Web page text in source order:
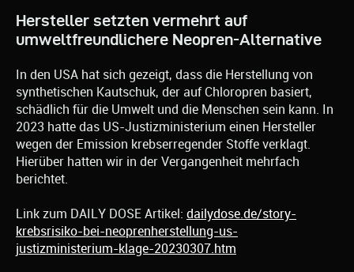
Hersteller setzten vermehrt auf
umweltfreundlichere Neopren-Alternative
In den USA hat sich gezeigt, dass die Herstellung von
synthetischen Kautschuk, der auf Chloropren basiert,
schädlich für die Umwelt und die Menschen sein kann. In
2023 hatte das US-Justizministerium einen Hersteller
wegen der Emission krebserregender Stoffe verklagt.
Hierüber hatten wir in der Vergangenheit mehrfach
berichtet.
Link zum DAILY DOSE Artikel: dailydose.de/story-
krebsrisiko-bei-neoprenherstellung-us-
justizministerium-klage-20230307.htm